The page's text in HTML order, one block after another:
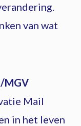
van wat
MGV
Mail
in het leven